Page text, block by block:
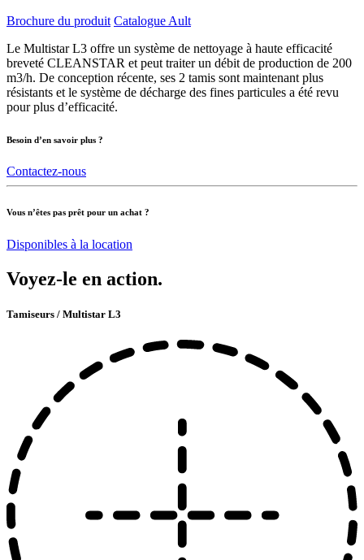
Brochure du produit Catalogue Ault
Le Multistar L3 offre un système de nettoyage à haute efficacité
breveté CLEANSTAR et peut traiter un débit de production de 200
m3/h. De conception récente, ses 2 tamis sont maintenant plus
résistants et le système de décharge des fines particules a été revu
pour plus d’efficacité.
Besoin d’en savoir plus ?
Contactez-nous
Vous n’êtes pas prêt pour un achat ?
Disponibles à la location
Voyez-le en action.
Tamiseurs / Multistar L3